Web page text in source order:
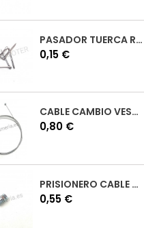
PASADOR TUERCA RUEDA VESPA
Precio
0,15 €
CABLE CAMBIO VESPA
Precio
0,80 €
PRISIONERO CABLE CAMBIO VESPA
Precio
0,55 €